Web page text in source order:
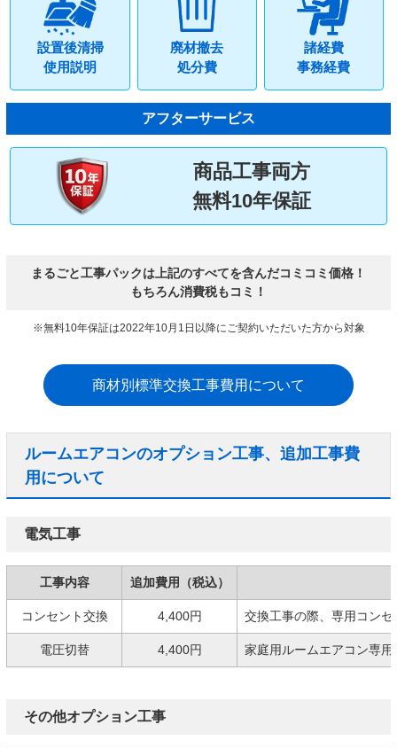
設置後清掃
使用説明
廃材撤去
処分費
諸経費
事務経費
アフターサービス
商品工事両方
無料10年保証
まるごと工事パックは上記のすべてを含んだコミコミ価格！
もちろん消費税もコミ！
※無料10年保証は2022年10月1日以降にご契約いただいた方から対象
商材別標準交換工事費用について
ルームエアコンのオプション工事、追加工事費
用について
電気工事
工事内容 追加費用（税込）
コンセント交換 4,400円 交換工事の際、専用コン
電圧切替 4,400円 家庭用ルームエアコン専
その他オプション工事